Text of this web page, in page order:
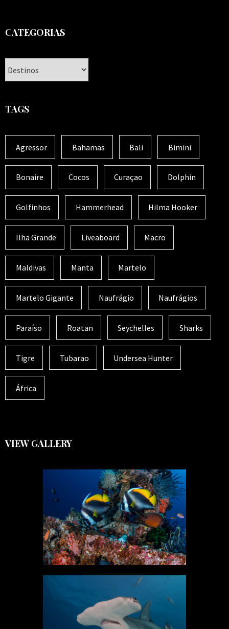
CATEGORIAS
TAGS
Agressor Bahamas Bali Bimini
Bonaire Cocos Curaçao Dolphin
Golfinhos Hammerhead Hilma Hooker
Ilha Grande Liveaboard Macro
Maldivas Manta Martelo
Martelo Gigante Naufrágio Naufrágios
Paraíso Roatan Seychelles Sharks
Tigre Tubarao Undersea Hunter
África
VIEW GALLERY